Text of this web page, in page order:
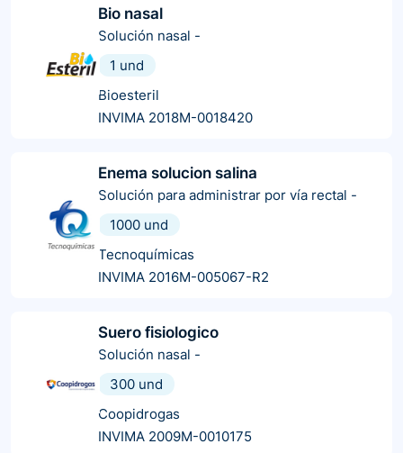
Bio nasal
Solución nasal -
1 und
Bioesteril
INVIMA 2018M-0018420
Enema solucion salina
Solución para administrar por vía rectal -
1000 und
Tecnoquímicas
INVIMA 2016M-005067-R2
Suero fisiologico
Solución nasal -
300 und
Coopidrogas
INVIMA 2009M-0010175